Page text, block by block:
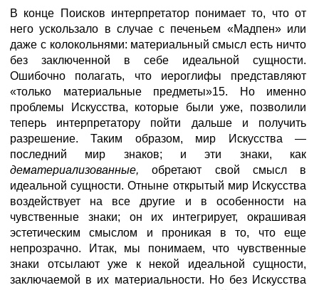
В конце Поисков интерпретатор понимает то, что от
него ускользало в случае с печеньем «Мадпен» или
даже с колокольнями: материальный смысл есть ничто
без заключенной в себе идеальной сущности.
Ошибочно полагать, что иероглифы представляют
«только материальные предметы»15. Но именно
проблемы Искусства, которые были уже, позволили
теперь интерпретатору пойти дальше и получить
разрешение. Таким образом, мир Искусства —
последний мир знаков; и эти знаки, как
дематериализованные, обретают свой смысл в
идеальной сущности. Отныне открытый мир Искусства
воздействует на все другие и в особенности на
чувственные знаки; он их интегрирует, окрашивая
эстетическим смыслом и проникая в то, что еще
непрозрачно. Итак, мы понимаем, что чувственные
знаки отсылают уже к некой идеальной сущности,
заключаемой в их материальности. Но без Искусства